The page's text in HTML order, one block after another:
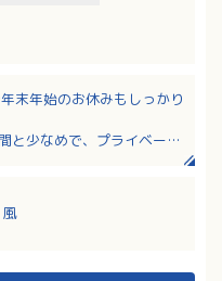
末年始のお休みもしっかり
と少なめで、プライベート
支援学校免許取得者いず